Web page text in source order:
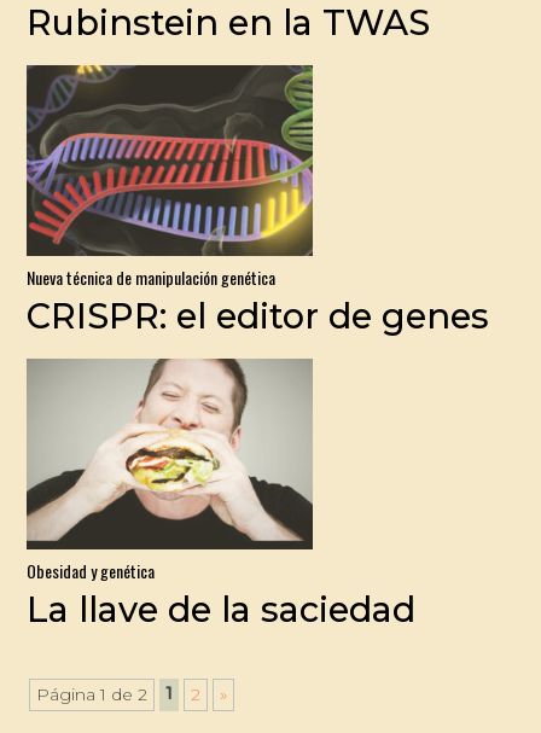
Rubinstein en la TWAS
Nueva técnica de manipulación genética
CRISPR: el editor de genes
Obesidad y genética
La llave de la saciedad
Página 1 de 2 1 2 »